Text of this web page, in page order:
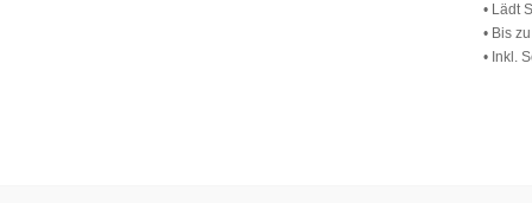
• Lädt
• Bis
• Inkl.